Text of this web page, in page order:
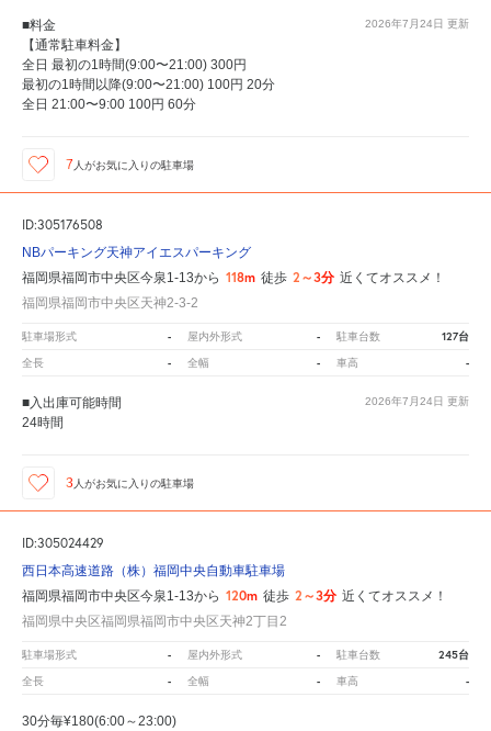
2026年7月24日 更新
■料金
【通常駐車料金】
全日 最初の1時間(9:00〜21:00) 300円
最初の1時間以降(9:00〜21:00) 100円 20分
全日 21:00〜9:00 100円 60分
7 人がお気に入りの駐車場
ID:305176508
NBパーキング天神アイエスパーキング
福岡県福岡市中央区今泉1-13から 118m 徒歩 2～3分 近くてオススメ！
福岡県福岡市中央区天神2-3-2
駐車場形式 - 屋内外形式 - 駐車台数 127台
全長 - 全幅 - 車高 -
2026年7月24日 更新
■入出庫可能時間
24時間
3 人がお気に入りの駐車場
ID:305024429
西日本高速道路（株）福岡中央自動車駐車場
福岡県福岡市中央区今泉1-13から 120m 徒歩 2～3分 近くてオススメ！
福岡県中央区福岡県福岡市中央区天神2丁目2
駐車場形式 - 屋内外形式 - 駐車台数 245台
全長 - 全幅 - 車高 -
30分毎¥180(6:00～23:00)